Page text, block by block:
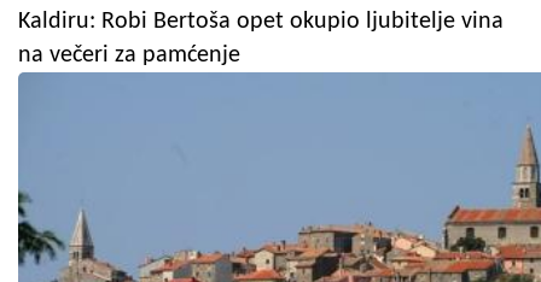
Kaldiru: Robi Bertoša opet okupio ljubitelje vina
na večeri za pamćenje